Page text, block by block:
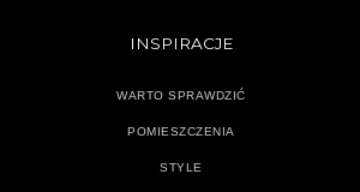
INSPIRACJE
WARTO SPRAWDZIĆ
POMIESZCZENIA
STYLE